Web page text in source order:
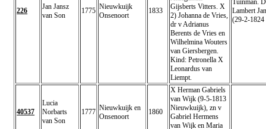
226
Jan Jansz
van Son
1775 Nieuwkuijk
Onsenoort
1833
Gijsberts Vitters. X
2) Johanna de Vries,
dr v Adrianus
Berents de Vries en
Wilhelmina Wouters
van Giersbergen.
Kind: Petronella X
Leonardus van
Liempt.
Tuinman.
Lambert
(29-2-
40537
Lucia
Norbarts
van Son
1777 Nieuwkuijk en
Onsenoort
1860
X Herman Gabriels
van Wijk (9-5-1813
Nieuwkuijk), zn v
Gabriel Hermens
van Wijk en Maria